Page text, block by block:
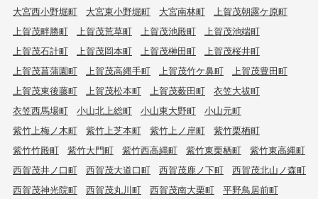
大宮西小野堀町
大宮東小野堀町 大宮南林町
上賀茂朝露ケ原町
上賀茂畔勝町
上賀茂荒草町 上賀茂池殿町
上賀茂池端町
上賀茂石計町
上賀茂岡本町 上賀茂榊田町
上賀茂桜井町
上賀茂菖蒲園町
上賀茂高縄手町 上賀茂竹ケ鼻町
上賀茂豊田町
上賀茂東後藤町
上賀茂松本町 上賀茂薮田町
衣笠大祓町
衣笠西馬場町
小山北上総町 小山東大野町
小山元町
紫竹上梅ノ木町
紫竹上芝本町 紫竹上ノ岸町
紫竹栗栖町
紫竹竹殿町
紫竹大門町 紫竹西高縄町 紫竹東栗栖町
紫竹東高縄町
西賀茂井ノ口町
西賀茂大道口町 西賀茂鹿ノ下町
西賀茂北山ノ森町
西賀茂神光院町
西賀茂丸川町 西賀茂南大栗町
平野鳥居前町